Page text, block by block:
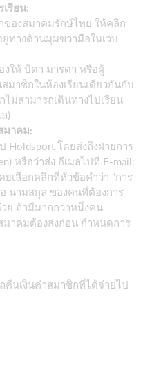
รียน:
องสมาคมรักษ์ไทย ให้คลิก
ทางด้านมุมขวามือในเวบ
งให้ บิดา มารดา หรือผู้
มาชิกในห้องเรียนเดียวกันกับ
ไม่สามารถเดินทางไปเรียน
)
มาคม:
Holdsport โดยส่งถึงฝ่ายการ
หรือว่าส่ง อีเมลไปที่ E-mail:
ยเลือกคลิกที่หัวข้อคำว่า “การ
นามสกุล ของคนที่ต้องการ
ย ถ้ามีมากกว่าหนึ่งคน
มาคมต้องส่งก่อน กำหนดการ
คืนเงินค่าสมาชิกที่ได้จ่ายไป